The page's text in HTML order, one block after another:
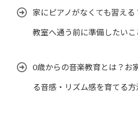
家にピアノがなくても習える
教室へ通う前に準備したいこ
0歳からの音楽教育とは？お
る音感・リズム感を育てる方